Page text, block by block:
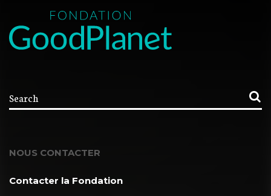
NOUS CONTACTER
Contacter la Fondation